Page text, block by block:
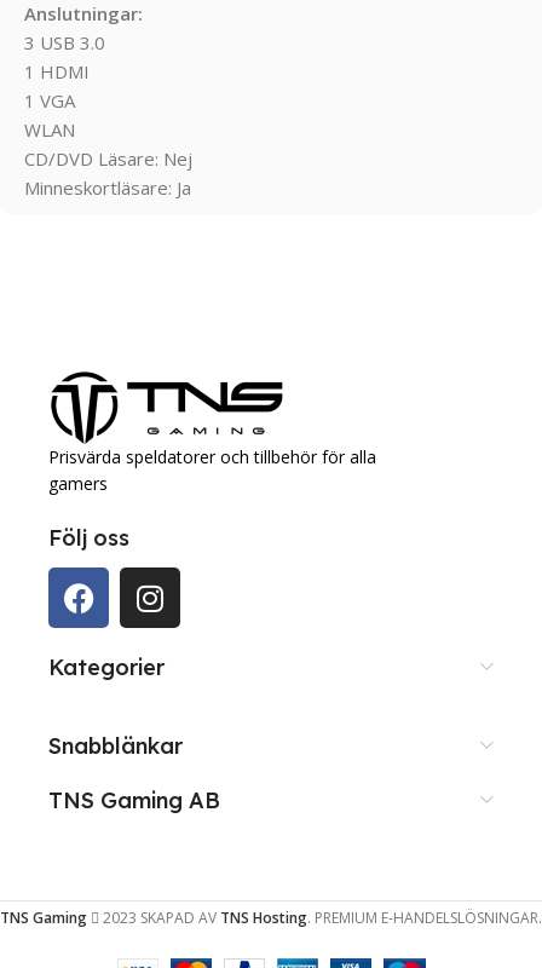
Anslutningar:
3 USB 3.0
1 HDMI
1 VGA
WLAN
CD/DVD Läsare: Nej
Minneskortläsare: Ja
Prisvärda speldatorer och tillbehör för alla
gamers
Följ oss
Kategorier
Snabblänkar
TNS Gaming AB
TNS Gaming 2023 SKAPAD AV TNS Hosting. PREMIUM E-HANDELSLÖSNINGAR.